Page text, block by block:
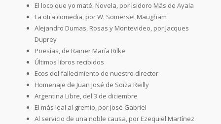
El loco que yo maté. Novela, por Isidoro Más de Ayala
La otra comedia, por W. Somerset Maugham
Alejandro Dumas, Rosas y Montevideo, por Jacques
Duprey
Poesías, de Rainer María Rilke
Últimos libros recibidos
Ecos del fallecimiento de nuestro director
Homenaje de Juan José de Soiza Reilly
Argentina Libre, del 3 de diciembre
El más leal al gremio, por José Gabriel
Al servicio de una noble causa, por Ezequiel Martínez